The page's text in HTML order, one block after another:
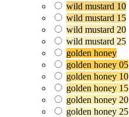
wild mustard 10
wild mustard 15
wild mustard 20
wild mustard 25
golden honey
golden honey 05
golden honey 10
golden honey 15
golden honey 20
golden honey 25